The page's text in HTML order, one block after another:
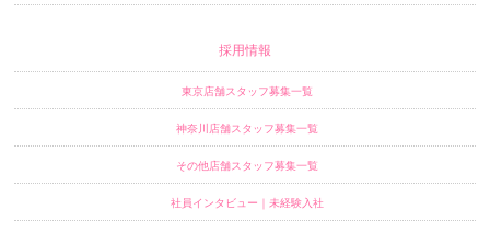
採用情報
東京店舗スタッフ募集一覧
神奈川店舗スタッフ募集一覧
その他店舗スタッフ募集一覧
社員インタビュー｜未経験入社